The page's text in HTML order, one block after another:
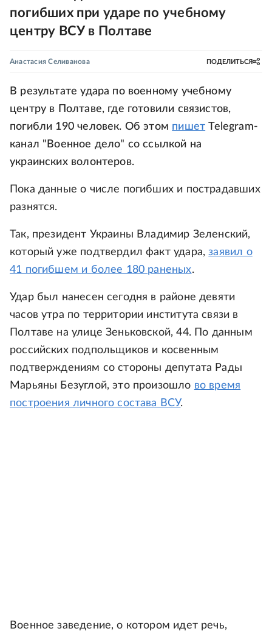
погибших при ударе по учебному
центру ВСУ в Полтаве
Анастасия Селиванова ПОДЕЛИТЬСЯ
В результате удара по военному учебному
центру в Полтаве, где готовили связистов,
погибли 190 человек. Об этом пишет Telegram-
канал "Военное дело" со ссылкой на
украинских волонтеров.
Пока данные о числе погибших и пострадавших
разнятся.
Так, президент Украины Владимир Зеленский,
который уже подтвердил факт удара,заявил о
41 погибшем и более 180 раненых.
Удар был нанесен сегодня в районе девяти
часов утра по территории института связи в
Полтаве на улице Зеньковской, 44. По данным
российских подпольщиков и косвенным
подтверждениям со стороны депутата Рады
Марьяны Безуглой, это произошло во время
построения личного состава ВСУ.
Военное заведение, о котором идет речь,